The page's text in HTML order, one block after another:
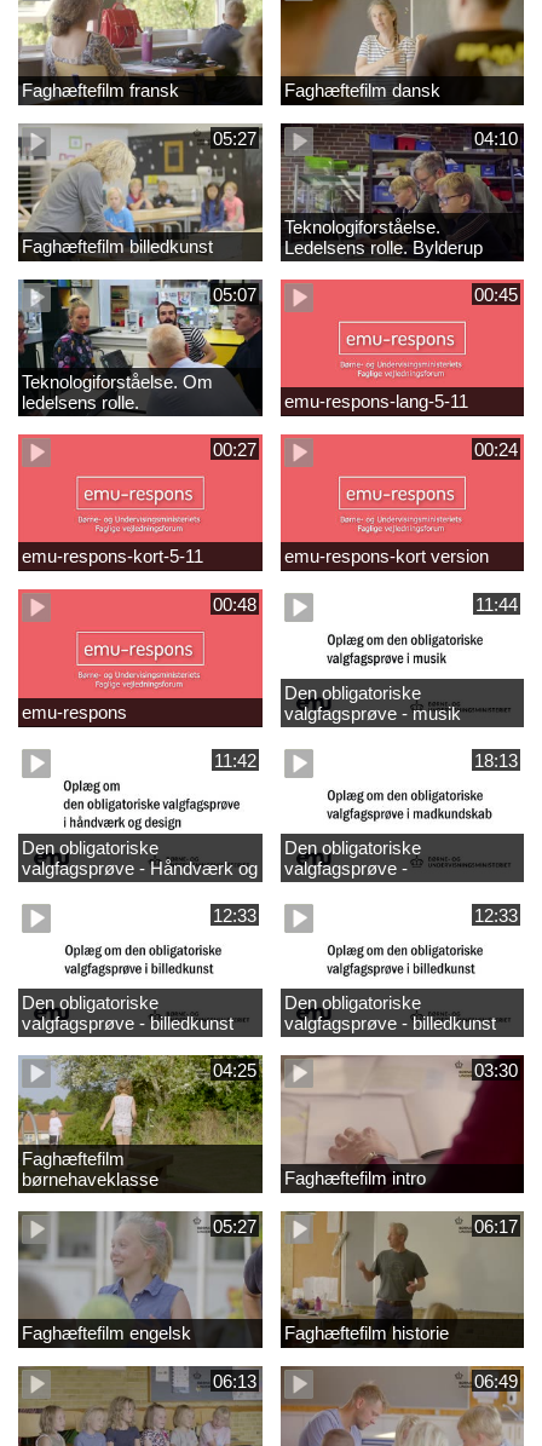
Faghæftefilm fransk Faghæftefilm dansk
05:27
Faghæftefilm billedkunst
04:10
Teknologiforståelse.
Ledelsens rolle. Bylderup
Skole
05:07
Teknologiforståelse. Om
ledelsens rolle.
Sofiendalskolen
00:45
emu-respons-lang-5-11
00:27
emu-respons-kort-5-11
00:24
emu-respons-kort version
00:48
emu-respons
11:44
Den obligatoriske
valgfagsprøve - musik
11:42
Den obligatoriske
valgfagsprøve - Håndværk og
design
18:13
Den obligatoriske
valgfagsprøve -
madkundskab
12:33
Den obligatoriske
valgfagsprøve - billedkunst
større LK
12:33
Den obligatoriske
valgfagsprøve - billedkunst
04:25
Faghæftefilm
børnehaveklasse
03:30
Faghæftefilm intro
05:27
Faghæftefilm engelsk
06:17
Faghæftefilm historie
06:13 06:49